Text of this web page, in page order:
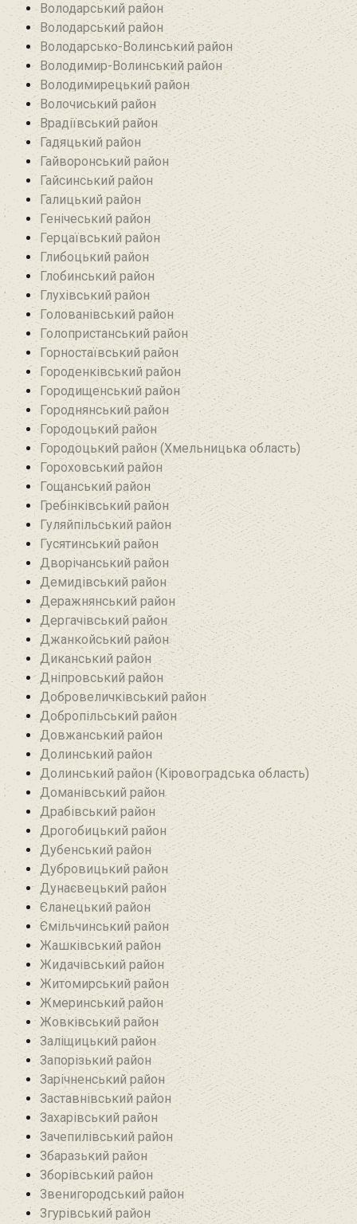
Володарський район
Володарський район
Володарсько-Волинський район
Володимир-Волинський район
Володимирецький район‎
Волочиський район
Врадіївський район‎
Гадяцький район
Гайворонський район
Гайсинський район
Галицький район
Генічеський район
Герцаївський район
Глибоцький район
Глобинський район
Глухівський район‎
Голованівський район
Голопристанський район
Горностаївський район‎
Городенківський район
Городищенський район‎
Городнянський район
Городоцький район
Городоцький район (Хмельницька область)
Гороховський район
Гощанський район
Гребінківський район
Гуляйпільський район‎
Гусятинський район‎
Дворічанський район
Демидівський район
Деражнянський район
Дергачівський район
Джанкойський район
Диканський район
Дніпровський район
Добровеличківський район
Добропільський район‎
Довжанський район
Долинський район
Долинський район (Кіровоградська область)
Доманівський район‎
Драбівський район‎
Дрогобицький район
Дубенський район
Дубровицький район‎
Дунаєвецький район
Єланецький район‎
Ємільчинський район
Жашківський район
Жидачівський район
Житомирський район
Жмеринський район
Жовківський район
Заліщицький район‎
Запорізький район
Зарічненський район
Заставнівський район
Захарівський район
Зачепилівський район
Збаразький район‎
Зборівський район
Звенигородський район
Згурівський район